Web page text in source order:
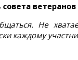
совета
Не
каждому